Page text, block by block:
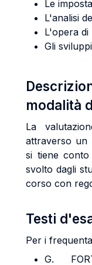
Le
L'analisi
L'opera di
Gli
modalità
La
attraverso un
si tiene conto
svolto dagli
corso con
Testi
Per i
G.